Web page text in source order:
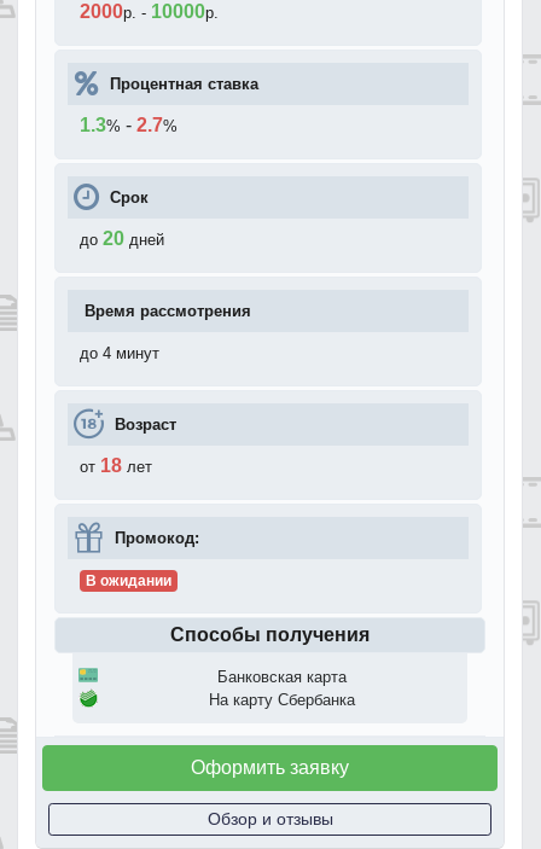
2000р. - 10000р.
Процентная ставка
1.3% - 2.7%
Срок
до 20 дней
Время рассмотрения
до 4 минут
Возраст
от 18 лет
Промокод:
В ожидании
Способы получения
Банковская карта
На карту Сбербанка
Оформить заявку
Обзор и отзывы